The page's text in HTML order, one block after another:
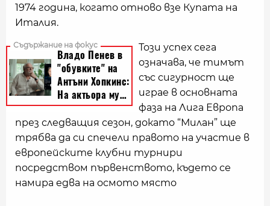
1974 година, когато отново взе Купата на
Италия.
Този успех сега
означава, че тимът
със сигурност ще
играе в основната
фаза на Лига Европа
през следващия сезон, докато “Милан” ще
трябва да си спечели правото на участие в
европейските клубни турнири
посредством първенството, където се
намира едва на осмото място